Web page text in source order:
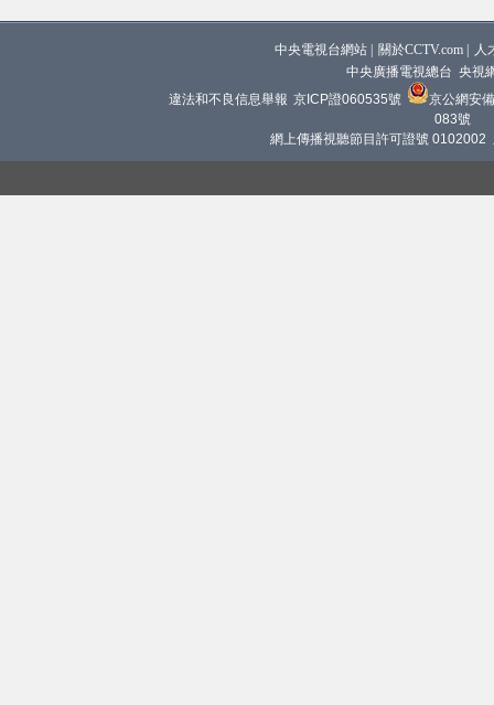
中央電視台網站 關於CCTV.com
人
中央廣播電視總台 央視
違法和不良信息舉報 京ICP證060535號
京公網安
083號
網上傳播視聽節目許可證號 0102002